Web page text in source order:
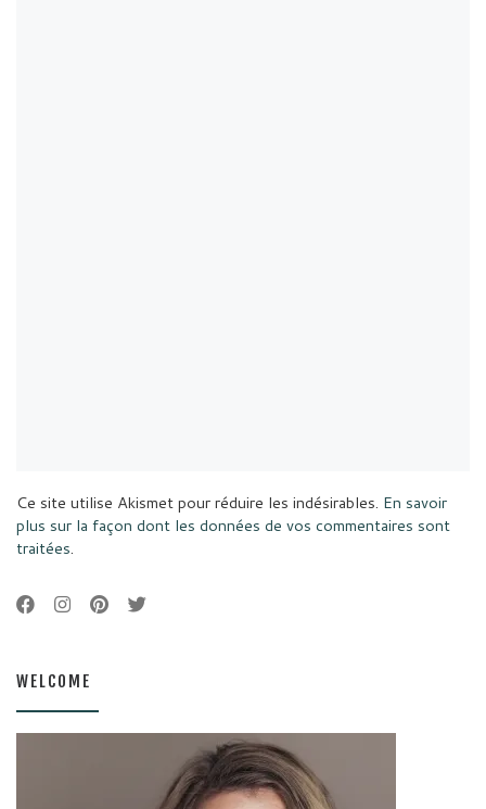
Ce site utilise Akismet pour réduire les indésirables. En savoir
plus sur la façon dont les données de vos commentaires sont
traitées.
WELCOME